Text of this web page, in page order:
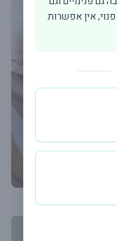
אין אפשרות